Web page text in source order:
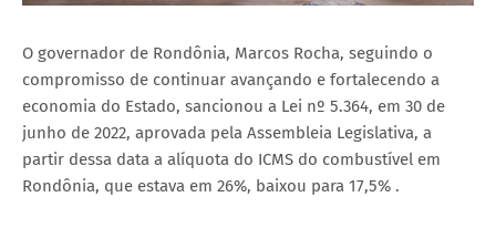
O governador de Rondônia, Marcos Rocha, seguindo o
compromisso de continuar avançando e fortalecendo a
economia do Estado, sancionou a Lei nº 5.364, em 30 de
junho de 2022, aprovada pela Assembleia Legislativa, a
partir dessa data a alíquota do ICMS do combustível em
Rondônia, que estava em 26%, baixou para 17,5% .